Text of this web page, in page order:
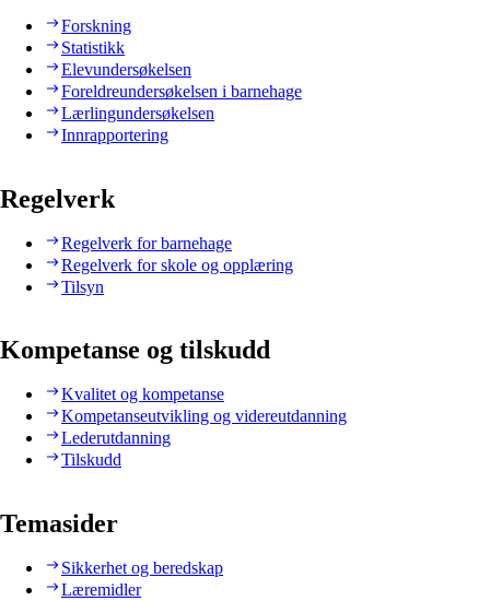
Forskning
Statistikk
Elevundersøkelsen
Foreldreundersøkelsen i barnehage
Lærlingundersøkelsen
Innrapportering
Regelverk
Regelverk for barnehage
Regelverk for skole og opplæring
Tilsyn
Kompetanse og tilskudd
Kvalitet og kompetanse
Kompetanseutvikling og videreutdanning
Lederutdanning
Tilskudd
Temasider
Sikkerhet og beredskap
Læremidler